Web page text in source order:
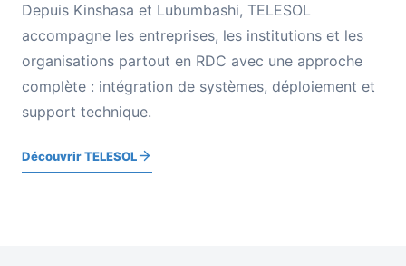
Depuis Kinshasa et Lubumbashi, TELESOL
accompagne les entreprises, les institutions et les
organisations partout en RDC avec une approche
complète : intégration de systèmes, déploiement et
support technique.
Découvrir TELESOL